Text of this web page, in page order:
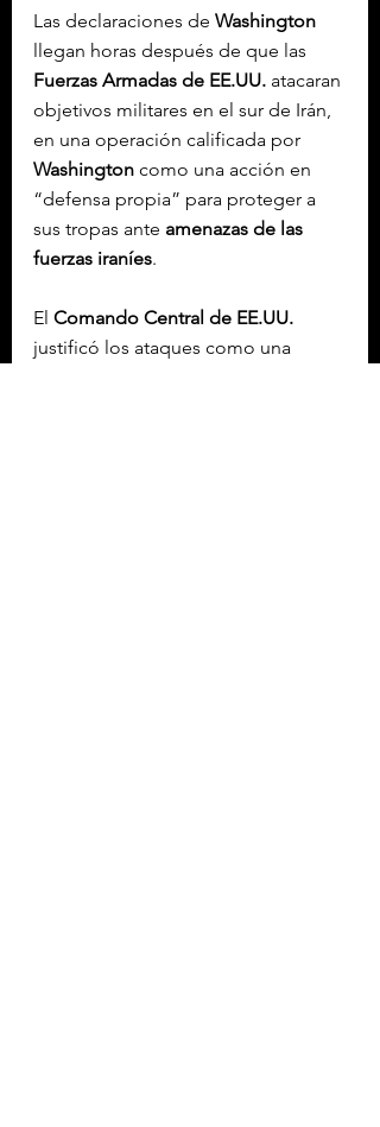
Las declaraciones de Washington
llegan horas después de que las
Fuerzas Armadas de EE.UU. atacaran
objetivos militares en el sur de Irán,
en una operación calificada por
Washington como una acción en
“defensa propia” para proteger a
sus tropas ante amenazas de las
fuerzas iraníes.
El Comando Central de EE.UU.
justificó los ataques como una